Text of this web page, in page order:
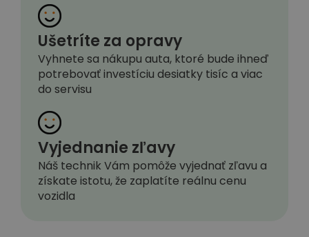
Ušetríte za opravy
Vyhnete sa nákupu auta, ktoré bude ihneď
potrebovať investíciu desiatky tisíc a viac
do servisu
Vyjednanie zľavy
Náš technik Vám pomôže vyjednať zľavu a
získate istotu, že zaplatíte reálnu cenu
vozidla